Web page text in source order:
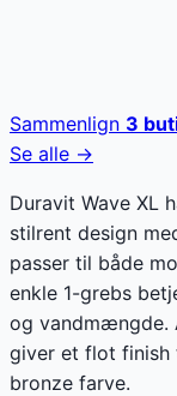
Sammenlign 3
Se alle →
Duravit Wave XL
stilrent design
passer til både
enkle 1-grebs
og vandmængde.
giver et flot finish
bronze farve.